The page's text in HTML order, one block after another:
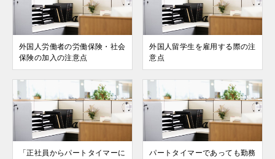
外国⼈労働者の労働保険・社会
保険の加⼊の注意点
外国⼈留学⽣を雇⽤する際の注
意点
「正社員からパートタイマーに
パートタイマーであっても勤務